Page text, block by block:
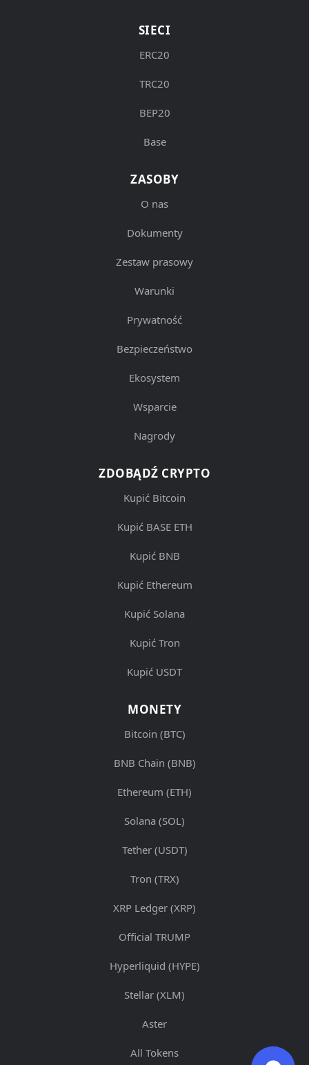
SIECI
ERC20
TRC20
BEP20
Base
ZASOBY
O nas
Dokumenty
Zestaw prasowy
Warunki
Prywatność
Bezpieczeństwo
Ekosystem
Wsparcie
Nagrody
ZDOBĄDŹ CRYPTO
Kupić Bitcoin
Kupić BASE ETH
Kupić BNB
Kupić Ethereum
Kupić Solana
Kupić Tron
Kupić USDT
MONETY
Bitcoin (BTC)
BNB Chain (BNB)
Ethereum (ETH)
Solana (SOL)
Tether (USDT)
Tron (TRX)
XRP Ledger (XRP)
Official TRUMP
Hyperliquid (HYPE)
Stellar (XLM)
Aster
All Tokens